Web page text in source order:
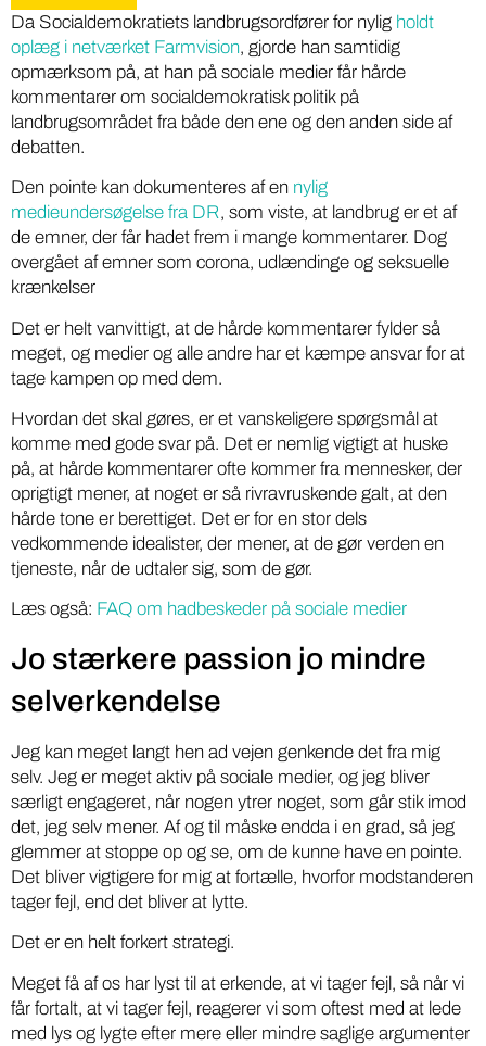
Da Socialdemokratiets landbrugsordfører for nylig holdt
oplæg i netværket Farmvision, gjorde han samtidig
opmærksom på, at han på sociale medier får hårde
kommentarer om socialdemokratisk politik på
landbrugsområdet fra både den ene og den anden side af
debatten.
Den pointe kan dokumenteres af en nylig
medieundersøgelse fra DR, som viste, at landbrug er et af
de emner, der får hadet frem i mange kommentarer. Dog
overgået af emner som corona, udlændinge og seksuelle
krænkelser
Det er helt vanvittigt, at de hårde kommentarer fylder så
meget, og medier og alle andre har et kæmpe ansvar for at
tage kampen op med dem.
Hvordan det skal gøres, er et vanskeligere spørgsmål at
komme med gode svar på. Det er nemlig vigtigt at huske
på, at hårde kommentarer ofte kommer fra mennesker, der
oprigtigt mener, at noget er så rivravruskende galt, at den
hårde tone er berettiget. Det er for en stor dels
vedkommende idealister, der mener, at de gør verden en
tjeneste, når de udtaler sig, som de gør.
Læs også: FAQ om hadbeskeder på sociale medier
Jo stærkere passion jo mindre
selverkendelse
Jeg kan meget langt hen ad vejen genkende det fra mig
selv. Jeg er meget aktiv på sociale medier, og jeg bliver
særligt engageret, når nogen ytrer noget, som går stik imod
det, jeg selv mener. Af og til måske endda i en grad, så jeg
glemmer at stoppe op og se, om de kunne have en pointe.
Det bliver vigtigere for mig at fortælle, hvorfor modstanderen
tager fejl, end det bliver at lytte.
Det er en helt forkert strategi.
Meget få af os har lyst til at erkende, at vi tager fejl, så når vi
får fortalt, at vi tager fejl, reagerer vi som oftest med at lede
med lys og lygte efter mere eller mindre saglige argumenter